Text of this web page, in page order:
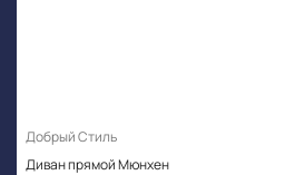
Добрый Стиль
Диван прямой Мюнхен